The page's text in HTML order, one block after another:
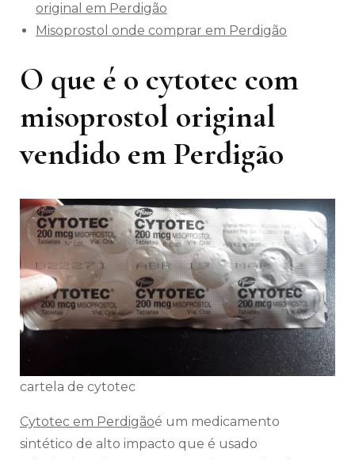
original em Perdigão
Misoprostol onde comprar em Perdigão
O que é o cytotec com
misoprostol original
vendido em Perdigão
cartela de cytotec
Cytotec em Perdigãoé um medicamento
sintético de alto impacto que é usado